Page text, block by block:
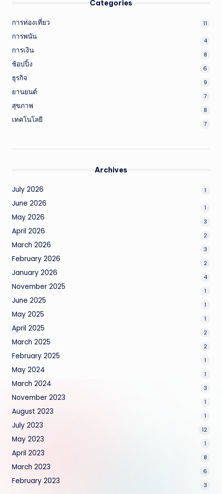
Categories
การท่องเที่ยว 11
การพนัน 4
การเงิน 8
ช้อปปิ้ง 6
ธุรกิจ 9
ยานยนต์ 7
สุขภาพ 8
เทคโนโลยี 7
Archives
July 2026 1
June 2026 1
May 2026 3
April 2026 2
March 2026 3
February 2026 2
January 2026 4
November 2025 1
June 2025 1
May 2025 1
April 2025 2
March 2025 2
February 2025 1
May 2024 1
March 2024 3
November 2023 1
August 2023 1
July 2023 12
May 2023 1
April 2023 8
March 2023 6
February 2023 3